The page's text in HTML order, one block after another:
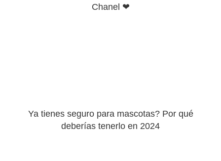
Chanel ❤
Ya tienes seguro para mascotas? Por qué
deberías tenerlo en 2024